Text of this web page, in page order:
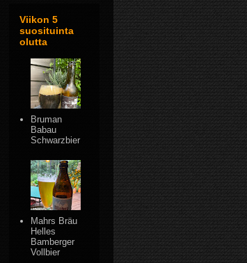
Viikon 5
suosituinta
olutta
Bruman
Babau
Schwarzbier
Mahrs Bräu
Helles
Bamberger
Vollbier